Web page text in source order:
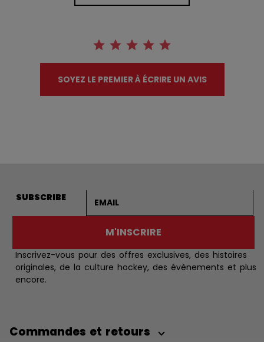
SOYEZ LE PREMIER À ÉCRIRE UN AVIS
SUBSCRIBE
M'INSCRIRE
Inscrivez-vous pour des offres exclusives, des histoires
originales, de la culture hockey, des évènements et plus
encore.
Commandes et retours